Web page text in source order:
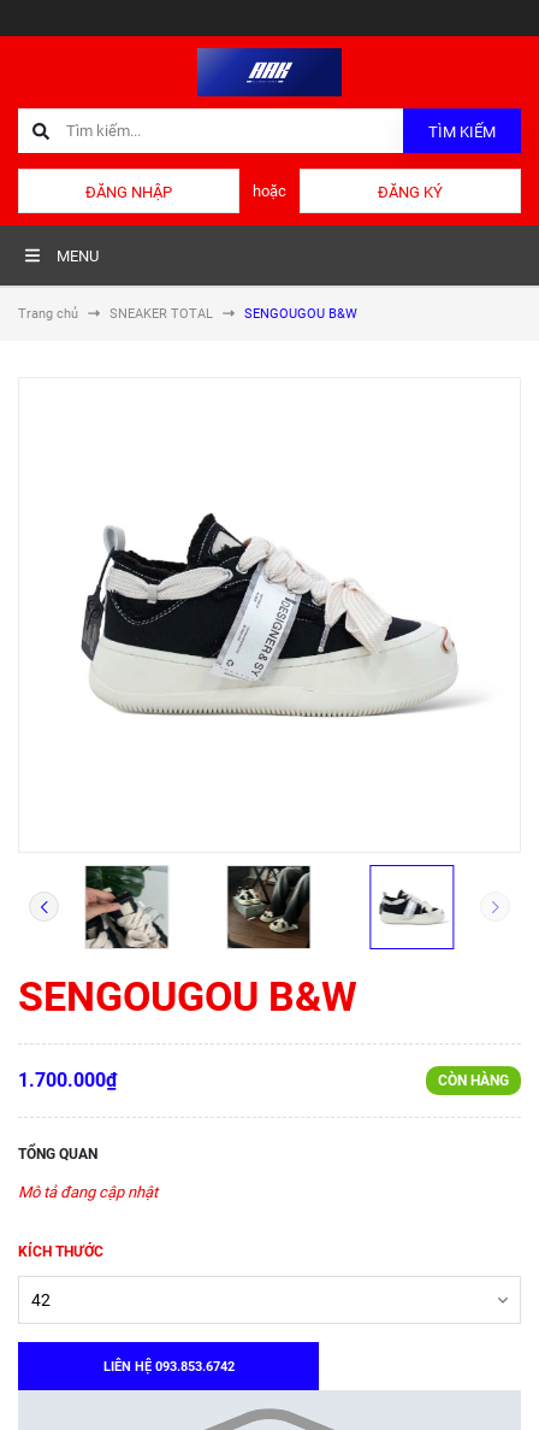
TÌM KIẾM
ĐĂNG NHẬP hoặc ĐĂNG KÝ
MENU
Trang chủ SNEAKER TOTAL SENGOUGOU B&W
SENGOUGOU B&W
1.700.000₫ CÒN HÀNG
TỔNG QUAN
Mô tả đang cập nhật
KÍCH THƯỚC
LIÊN HỆ 093.853.6742